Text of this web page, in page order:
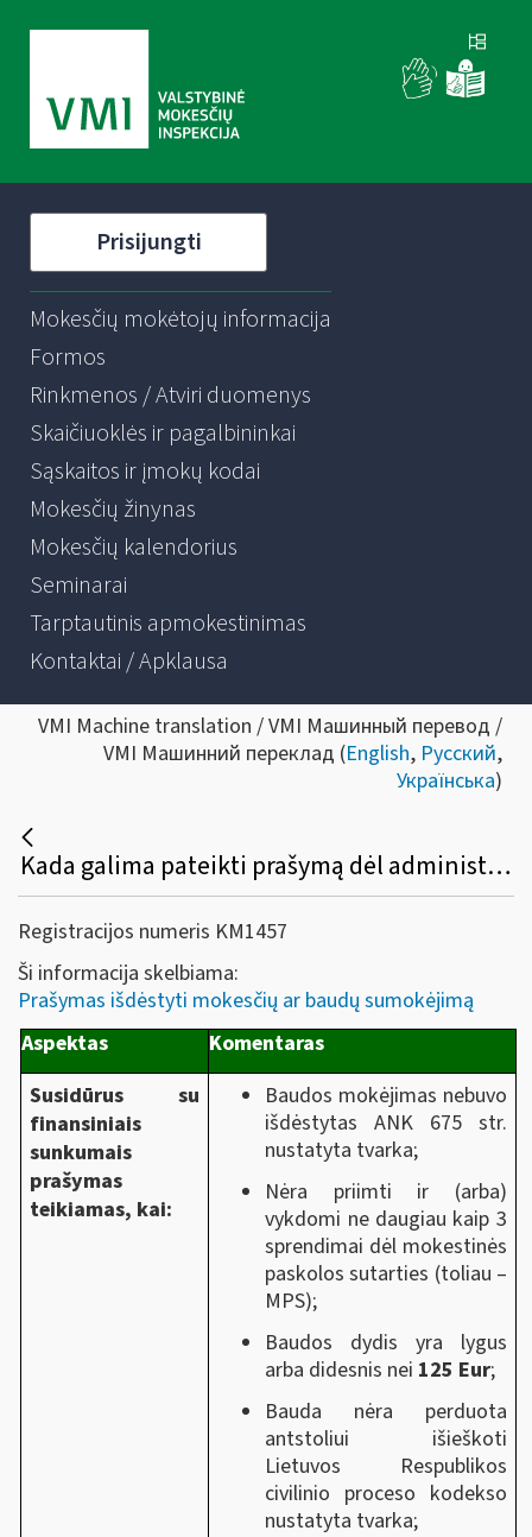
Prisijungti
Mokesčių mokėtojų informacija
Formos
Rinkmenos / Atviri duomenys
Skaičiuoklės ir pagalbininkai
Sąskaitos ir įmokų kodai
Mokesčių žinynas
Mokesčių kalendorius
Seminarai
Tarptautinis apmokestinimas
Kontaktai / Apklausa
VMI Machine translation / VMI Машинный перевод /
VMI Машинний переклад (English, Русский,
Українська)
Kada galima pateikti prašymą dėl administracinių baudų sumokėjimo išdėstymo? Kokia prašymo pateikimo tvarka ir koks sprendimo priėmimo terminas?
Registracijos numeris KM1457
Ši informacija skelbiama:
Prašymas išdėstyti mokesčių ar baudų sumokėjimą
Aspektas
Komentaras
Susidūrus su
finansiniais
sunkumais
prašymas
teikiamas, kai:
Baudos mokėjimas nebuvo
išdėstytas ANK 675 str.
nustatyta tvarka;
Nėra priimti ir (arba)
vykdomi ne daugiau kaip 3
sprendimai dėl mokestinės
paskolos sutarties (toliau –
MPS);
Baudos dydis yra lygus
arba didesnis nei 125 Eur;
Bauda nėra perduota
antstoliui išieškoti
Lietuvos Respublikos
civilinio proceso kodekso
nustatyta tvarka;